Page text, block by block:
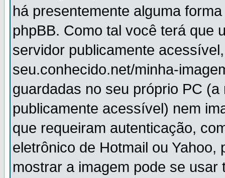
há presentemente alguma
phpBB. Como tal você terá que
servidor publicamente
seu.conhecido.net/minha-
guardadas no seu próprio PC
publicamente acessível) nem
que requeiram autenticação,
eletrônico de Hotmail ou
mostrar a imagem pode se